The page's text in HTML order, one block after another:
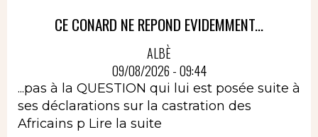
CE CONARD NE REPOND EVIDEMMENT...
ALBÈ
09/08/2026 - 09:44
...pas à la QUESTION qui lui est posée suite à
ses déclarations sur la castration des
Africains p Lire la suite